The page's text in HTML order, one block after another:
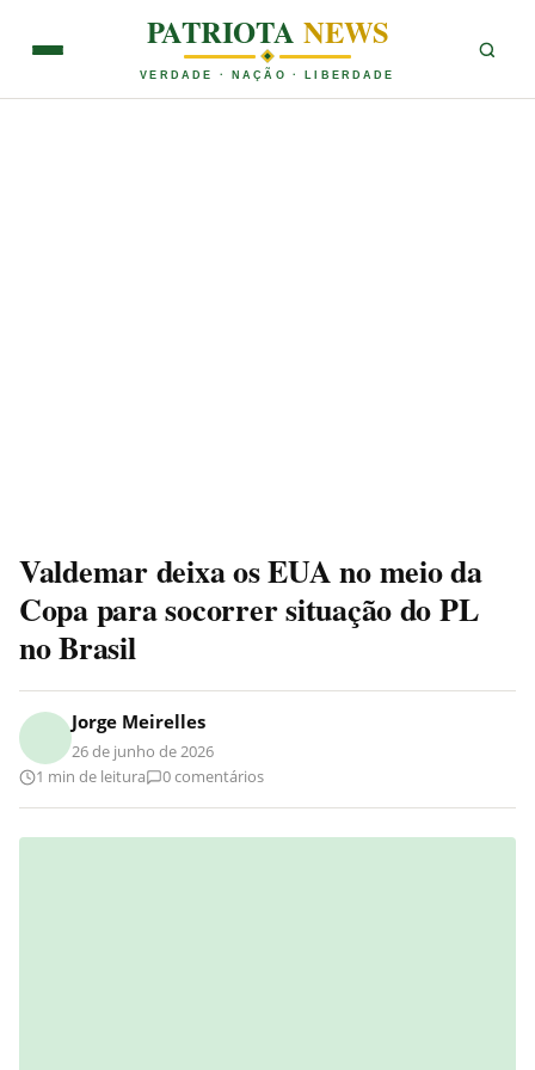
PATRIOTANEWS
VERDADE · NAÇÃO · LIBERDADE
Valdemar deixa os EUA no meio da
Copa para socorrer situação do PL
no Brasil
Jorge Meirelles
26 de junho de 2026
1 min de leitura
0 comentários